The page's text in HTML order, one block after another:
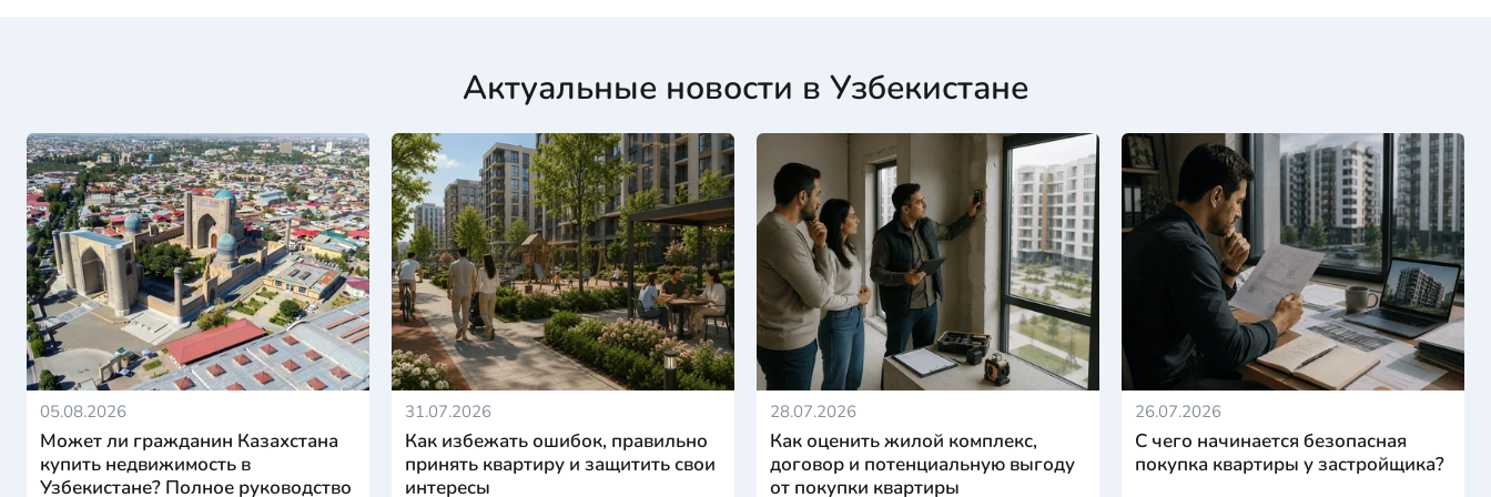
Актуальные новости в Узбекистане
05.08.2026
Может ли гражданин Казахстана
купить недвижимость в
Узбекистане? Полное руководство
31.07.2026
Как избежать ошибок, правильно
принять квартиру и защитить свои
интересы
28.07.2026
Как оценить жилой комплекс,
договор и потенциальную выгоду
от покупки квартиры
26.07.2026
С чего начинается безопасная
покупка квартиры у застройщика?